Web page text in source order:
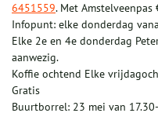
6451559. Met
Infopunt: elke donderdag
Elke 2e en 4e donderdag
aanwezig.
Koffie ochtend Elke
Gratis
Buurtborrel: 23 mei van